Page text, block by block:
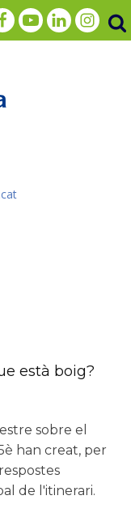
està boig?
sobre el
han creat, per
de l'itinerari.